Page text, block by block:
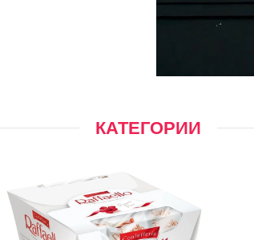
КАТЕГОРИИ